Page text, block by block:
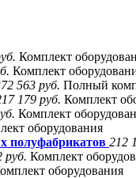
Комплект
Комплект
563 руб. Полный
179 руб. Комплект
Комплект
оборудования
полуфабрикатов 212
руб. Комплект
оборудования